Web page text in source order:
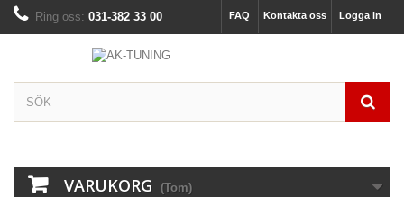
Logga in
Kontakta oss
FAQ
Ring oss: 031-382 33 00
VARUKORG (Tom)